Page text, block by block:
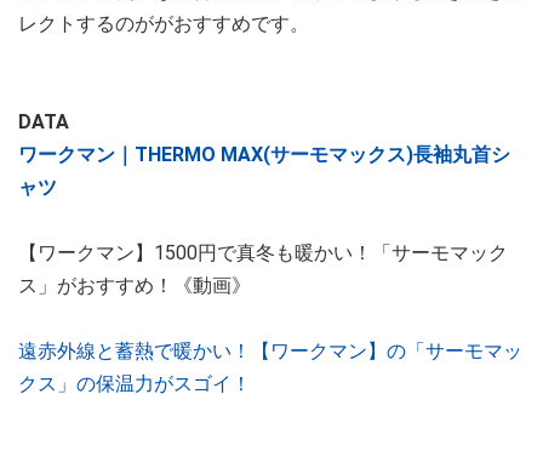
レクトするのががおすすめです。
DATA
ワークマン｜THERMO MAX(サーモマックス)長袖丸首シ
ャツ
【ワークマン】1500円で真冬も暖かい！「サーモマック
ス」がおすすめ！《動画》
遠赤外線と蓄熱で暖かい！【ワークマン】の「サーモマッ
クス」の保温力がスゴイ！